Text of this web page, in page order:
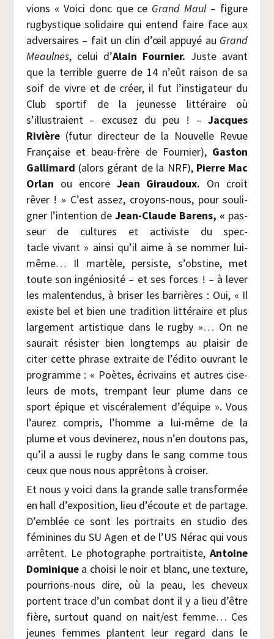
vions « Voi­ci donc que ce Grand Maul– figure
rug­bys­tique soli­daire qui entend faire face aux
adver­saires – fait un clin d’œil appuyé au Grand
Meaulnes, celui d’Alain Four­nier. Juste avant
que la ter­rible guerre de 14 n’eût rai­son de sa
soif de vivre et de créer, il fut l’instigateur du
Club spor­tif de la jeu­nesse lit­té­raire où
s’illustraient – excu­sez du peu ! –Jacques
Rivière(futur direc­teur de la Nou­velle Revue
Fran­çaise et beau-frère de Four­nier), Gas­ton
Gal­li­mard (alors gérant de la NRF), Pierre Mac
Orlan ou encore Jean Girau­doux. On croit
rêver ! » C’est assez, croyons-nous, pour sou­li­
gner l’intention de Jean-Claude Barens, « pas­
seur de cultures et acti­viste du spec­
tacle vivant » ain­si qu’il aime à se nom­mer lui-
même… Il mar­tèle, per­siste, s’obstine, met
toute son ingé­nio­si­té – et ses forces ! – à lever
les mal­en­ten­dus, à bri­ser les bar­rières : Oui, « Il
existe bel et bien une tra­di­tion lit­té­raire et plus
lar­ge­ment artis­tique dans le rug­by »… On ne
sau­rait résis­ter bien long­temps au plai­sir de
citer cette phrase extraite de l’édito ouvrant le
pro­gramme : « Poètes, écri­vains et autres cise­
leurs de mots, trem­pant leur plume dans ce
sport épique et vis­cé­ra­le­ment d’équipe ». Vous
l’aurez com­pris, l’homme a lui-même de la
plume et vous devi­ne­rez, nous n’en dou­tons pas,
qu’il a aus­si le rug­by dans le sang comme tous
ceux que nous nous apprê­tons à croiser.
Et nous y voi­ci dans la grande salle trans­for­mée
en hall d’exposition, lieu d’écoute et de par­tage.
D’emblée ce sont les por­traits en stu­dio des
fémi­nines du SU Agen et de l’US Nérac qui vous
arrêtent. Le pho­to­graphe por­trai­tiste,Antoine
Domi­niquea choi­si le noir et blanc, une tex­ture,
pour­rions-nous dire, où la peau, les che­veux
portent trace d’un com­bat dont il y a lieu d’être
fière, sur­tout quand on nait/​est femme… Ces
jeunes femmes plantent leur regard dans le